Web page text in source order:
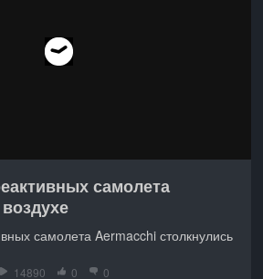
самолета
самолета Aermacchi столкнулись
14890 0 0